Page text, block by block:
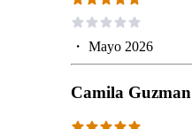
・ Mayo 2026
Camila